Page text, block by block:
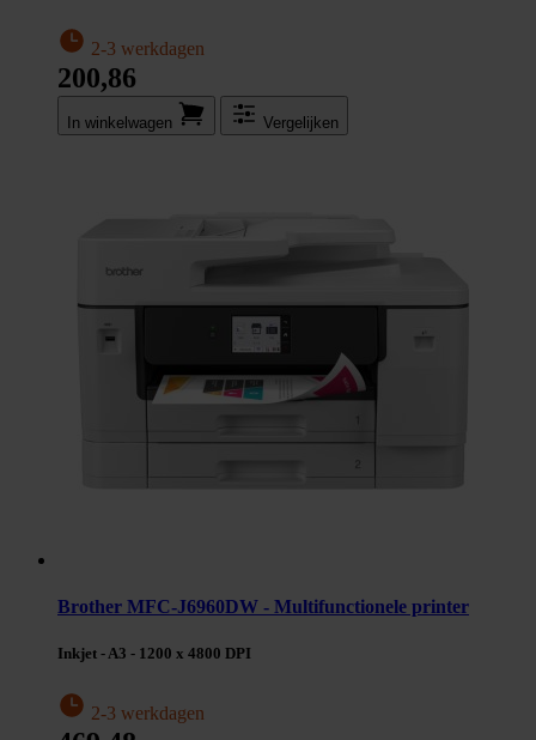
2-3 werkdagen
200,86
In winkel­wagen Vergelijken
Brother MFC-J6960DW - Multifunctionele printer
Inkjet - A3 - 1200 x 4800 DPI
2-3 werkdagen